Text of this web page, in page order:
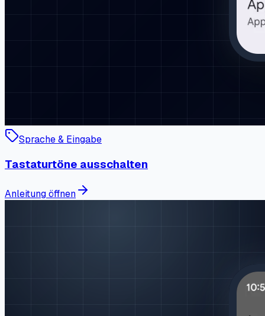
Sprache & Eingabe
Tastaturtöne ausschalten
Anleitung öffnen